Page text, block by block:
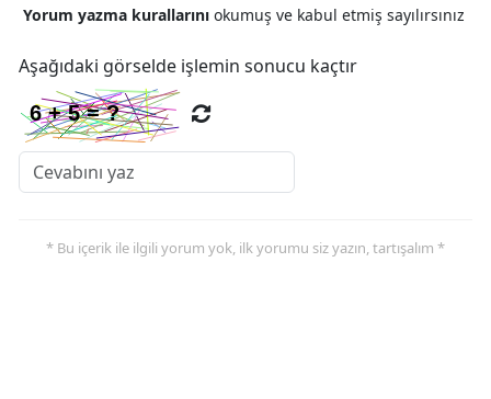
Yorum yazma kurallarını okumuş ve kabul etmiş sayılırsınız
Aşağıdaki görselde işlemin sonucu kaçtır
* Bu içerik ile ilgili yorum yok, ilk yorumu siz yazın, tartışalım *